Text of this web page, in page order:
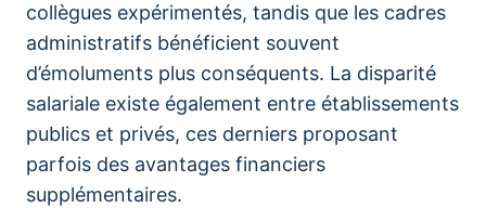
collègues expérimentés, tandis que les cadres
administratifs bénéficient souvent
d’émoluments plus conséquents. La disparité
salariale existe également entre établissements
publics et privés, ces derniers proposant
parfois des avantages financiers
supplémentaires.